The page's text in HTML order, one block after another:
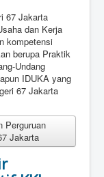
67 Jakarta
dan Kerja
kompetensi
berupa Praktik
Undang
IDUKA yang
67 Jakarta
Perguruan
Jakarta